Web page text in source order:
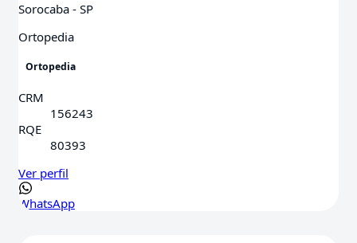
Sorocaba - SP
Ortopedia
Ortopedia
CRM
156243
RQE
80393
Ver perfil
WhatsApp